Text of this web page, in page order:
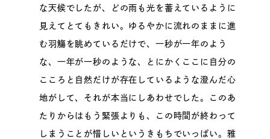
な天候でしたが、どの雨も光を蓄えているように
見えてとてもきれい。ゆるやかに流れのままに進
む羽觴を眺めているだけで、一秒が一年のよう
な、一年が一秒のような、とにかくここに自分の
こころと自然だけが存在しているような澄んだ心
地がして、それが本当にしあわせでした。このあ
たりからはもう緊張よりも、この時間が終わって
しまうことが惜しいというきもちでいっぱい。雅